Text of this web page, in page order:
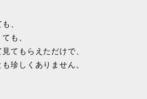
、
も、
てもらえただけで、
珍しくありません。